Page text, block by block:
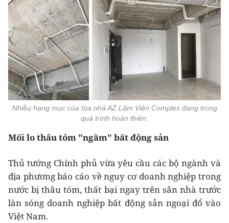
Nhiều hạng mục của tòa nhà AZ Lâm Viên Complex đang trong
quá trình hoàn thiện.
Mối lo thâu tóm "ngầm" bất động sản
Thủ tướng Chính phủ vừa yêu cầu các bộ ngành và
địa phương báo cáo về nguy cơ doanh nghiệp trong
nước bị thâu tóm, thất bại ngay trên sân nhà trước
làn sóng doanh nghiệp bất động sản ngoại đổ vào
Việt Nam.